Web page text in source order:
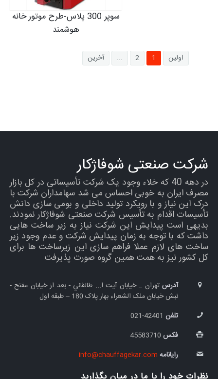
سوپر 300 پلاس-طرح موتور خانه
هوشمند
اولین 1
2
... آخرین
شرکت صنعتی شوفاژکار
در دهه 40 که خلاء وجود یک شرکت تأسیساتی در کل بازار
مصرف ایران به خوبی احساس می شد سهامداران شرکت با
درک این نیاز و با رویکرد تولید داخلی و بومی سازی دانش
تأسیسات اقدام به تأسیس شرکت صنعتی شوفاژکار نمودند.
بدیهی است پیدایش این شرکت نیاز به زیر ساخت هایی
داشت که با توجه به زمان پیدایش شرکت و عدم وجود زیر
ساخت های لازم عملا فراهم سازی این زیرساخت ها برای
کل کشور نیز به همت همین گروه صورت پذیرفت
آدرس تهران _ خيابان آيت ا... طالقاني - بعد از خیابان مفتح -
نبش خيابان ملک الشعراء بهار پلاک 180 – طبقه اول
تلفن
فکس
رایانامه info@chauffagekar.com